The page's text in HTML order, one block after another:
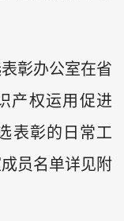
彰办公室在省
产权运用促进
表彰的日常工
员名单详见附